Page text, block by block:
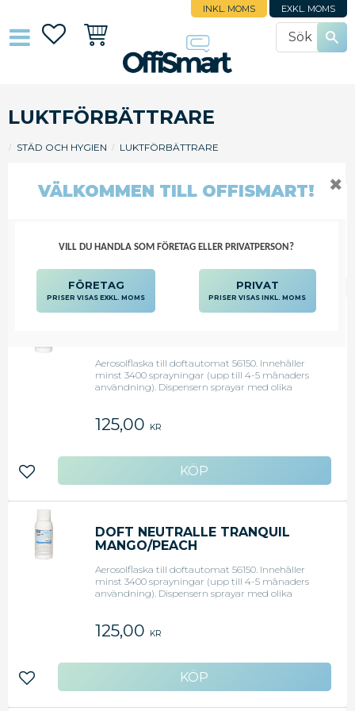
INKL. MOMS EXKL. MOMS
FavoriterKundvagn
LUKTFÖRBÄTTRARE
STÄD OCH HYGIEN LUKTFÖRBÄTTRARE
FILTRERA SORTERA
Aerosolflaska till doftautomat 56150. Innehåller
minst 3400 sprayningar (upp till 4-5 månaders
användning). Dispensern sprayar med olika
Aerosolspray som eliminerar dåligt lukt i alla
utrymmen. Enkelt system att använda, bara fyll
Doft: Apelsin/Grape
125,00 KR
Lägg till i favoriter
DOFT NEUTRALLE TRANQUIL
MANGO/PEACH
Aerosolflaska till doftautomat 56150. Innehåller
minst 3400 sprayningar (upp till 4-5 månaders
användning). Dispensern sprayar med olika
Aerosolspray som eliminerar dåligt lukt i alla
utrymmen. Enkelt system att använda, bara fyll
Doft: Mango/Peach
125,00 KR
Lägg till i favoriter
VÄLKOMMEN TILL OFFISMART!
VILL DU HANDLA SOM FÖRETAG ELLER PRIVATPERSON?
FÖRETAG
PRISER VISAS EXKL. MOMS
PRIVAT
PRISER VISAS INKL. MOMS
✖